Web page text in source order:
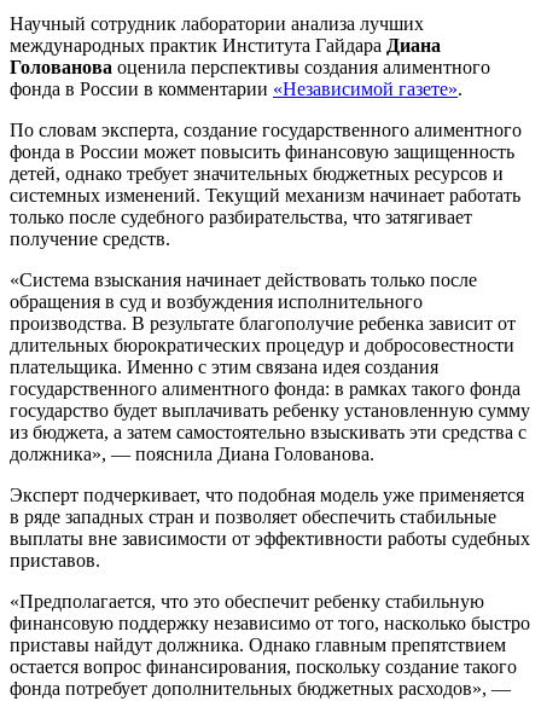
Научный сотрудник лаборатории анализа лучших
международных практик Института Гайдара Диана
Голованова оценила перспективы создания алиментного
фонда в России в комментарии «Независимой газете».
По словам эксперта, создание государственного алиментного
фонда в России может повысить финансовую защищенность
детей, однако требует значительных бюджетных ресурсов и
системных изменений. Текущий механизм начинает работать
только после судебного разбирательства, что затягивает
получение средств.
«Система взыскания начинает действовать только после
обращения в суд и возбуждения исполнительного
производства. В результате благополучие ребенка зависит от
длительных бюрократических процедур и добросовестности
плательщика. Именно с этим связана идея создания
государственного алиментного фонда: в рамках такого фонда
государство будет выплачивать ребенку установленную сумму
из бюджета, а затем самостоятельно взыскивать эти средства с
должника», — пояснила Диана Голованова.
Эксперт подчеркивает, что подобная модель уже применяется
в ряде западных стран и позволяет обеспечить стабильные
выплаты вне зависимости от эффективности работы судебных
приставов.
«Предполагается, что это обеспечит ребенку стабильную
финансовую поддержку независимо от того, насколько быстро
приставы найдут должника. Однако главным препятствием
остается вопрос финансирования, поскольку создание такого
фонда потребует дополнительных бюджетных расходов», —